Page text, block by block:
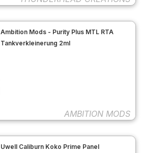
Ambition Mods - Purity Plus MTL RTA
Tankverkleinerung 2ml
AMBITION MODS
Uwell Caliburn Koko Prime Panel